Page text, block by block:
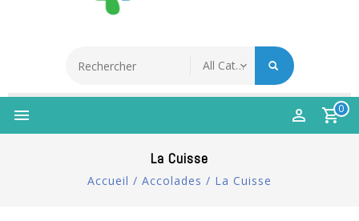
0
La Cuisse
Accueil / Accolades / La Cuisse